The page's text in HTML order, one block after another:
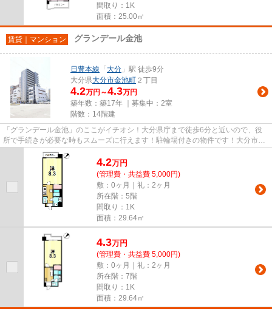
間取り：1K
面積：25.00㎡
賃貸｜マンション グランデール金池
日豊本線 「 大分 」駅 徒歩9分
大分県大分市金池町 ２丁目
4.2万円～4.3万円
築年数：築17年 ｜募集中： 2室
階数：14階建
「グランデール金池」のここがイチオシ！大分県庁まで徒歩6分と近いので、役
所で手続きが必要な時もスムーズに行えます！駐輪場付きの物件です！大分市に
ある日豊本線大分近くは、生活...
4.2万円
(管理費・共益費 5,000円)
敷：0ヶ月｜礼：2ヶ月
所在階：5階
間取り：1K
面積：29.64㎡
4.3万円
(管理費・共益費 5,000円)
敷：0ヶ月｜礼：2ヶ月
所在階：7階
間取り：1K
面積：29.64㎡